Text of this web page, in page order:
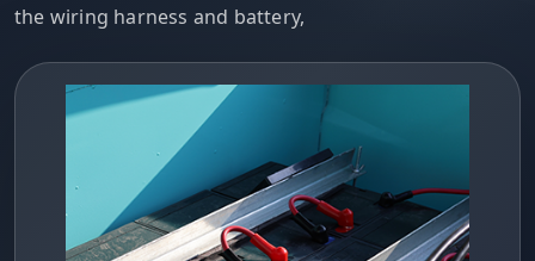
the wiring harness and battery,